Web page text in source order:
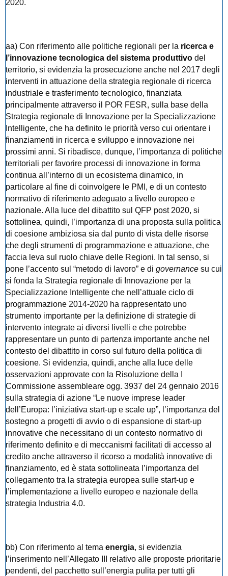
2020.
aa) Con riferimento alle politiche regionali per la ricerca e
l’innovazione tecnologica del sistema produttivo del
territorio, si evidenzia la prosecuzione anche nel 2017 degli
interventi in attuazione della strategia regionale di ricerca
industriale e trasferimento tecnologico, finanziata
principalmente attraverso il POR FESR, sulla base della
Strategia regionale di Innovazione per la Specializzazione
Intelligente, che ha definito le priorità verso cui orientare i
finanziamenti in ricerca e sviluppo e innovazione nei
prossimi anni. Si ribadisce, dunque, l’importanza di politiche
territoriali per favorire processi di innovazione in forma
continua all’interno di un ecosistema dinamico, in
particolare al fine di coinvolgere le PMI, e di un contesto
normativo di riferimento adeguato a livello europeo e
nazionale. Alla luce del dibattito sul QFP post 2020, si
sottolinea, quindi, l’importanza di una proposta sulla politica
di coesione ambiziosa sia dal punto di vista delle risorse
che degli strumenti di programmazione e attuazione, che
faccia leva sul ruolo chiave delle Regioni. In tal senso, si
pone l’accento sul “metodo di lavoro” e di governance su cui
si fonda la Strategia regionale di Innovazione per la
Specializzazione Intelligente che nell’attuale ciclo di
programmazione 2014-2020 ha rappresentato uno
strumento importante per la definizione di strategie di
intervento integrate ai diversi livelli e che potrebbe
rappresentare un punto di partenza importante anche nel
contesto del dibattito in corso sul futuro della politica di
coesione. Si evidenzia, quindi, anche alla luce delle
osservazioni approvate con la Risoluzione della I
Commissione assembleare ogg. 3937 del 24 gennaio 2016
sulla strategia di azione “Le nuove imprese leader
dell’Europa: l’iniziativa start-up e scale up”, l’importanza del
sostegno a progetti di avvio o di espansione di start-up
innovative che necessitano di un contesto normativo di
riferimento definito e di meccanismi facilitati di accesso al
credito anche attraverso il ricorso a modalità innovative di
finanziamento, ed è stata sottolineata l’importanza del
collegamento tra la strategia europea sulle start-up e
l’implementazione a livello europeo e nazionale della
strategia Industria 4.0.
bb) Con riferimento al tema energia, si evidenzia
l’inserimento nell’Allegato III relativo alle proposte prioritarie
pendenti, del pacchetto sull’energia pulita per tutti gli